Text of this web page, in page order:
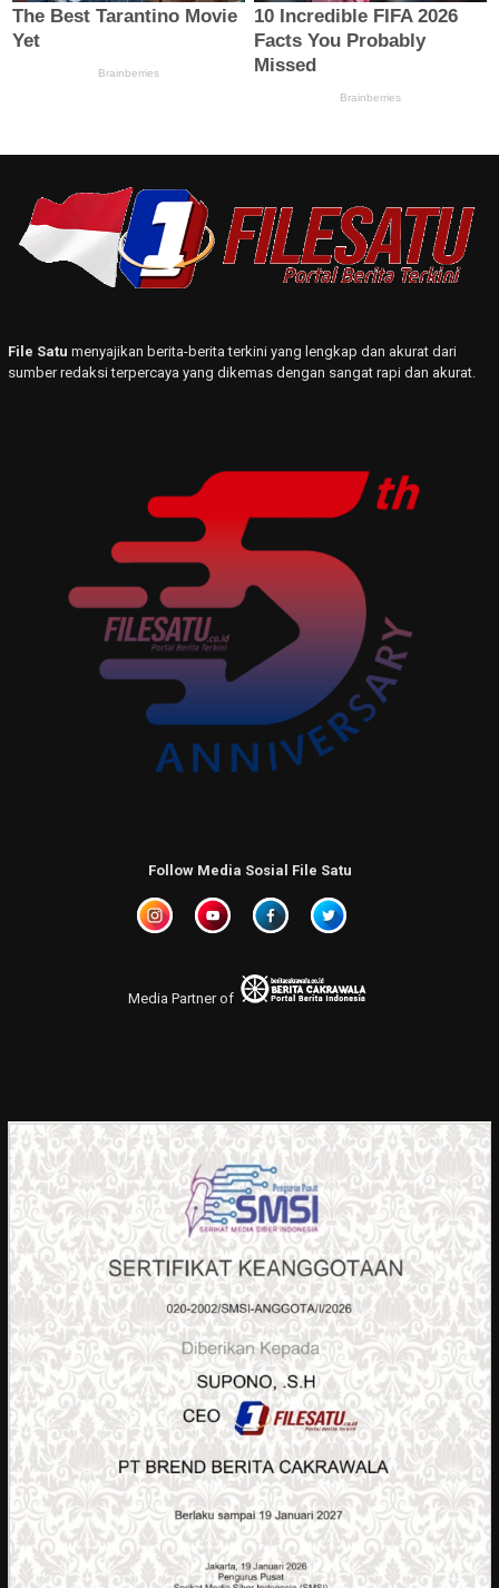
File Satu menyajikan berita-berita terkini yang lengkap dan akurat dari
sumber redaksi terpercaya yang dikemas dengan sangat rapi dan akurat.
Follow Media Sosial File Satu
Media Partner of